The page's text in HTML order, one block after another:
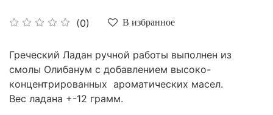
(0) В избранное
Греческий Ладан ручной работы выполнен из
смолы Олибанум с добавлением высоко-
концентрированных ароматических масел.
Вес ладана +-12 грамм.